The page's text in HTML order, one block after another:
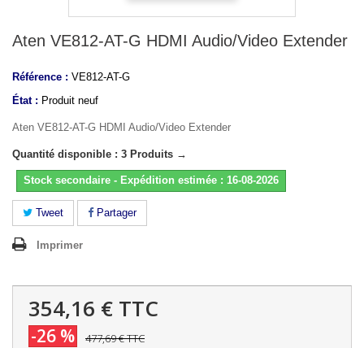
Aten VE812-AT-G HDMI Audio/Video Extender
Référence : VE812-AT-G
État : Produit neuf
Aten VE812-AT-G HDMI Audio/Video Extender
Quantité disponible : 3 Produits →
Stock secondaire - Expédition estimée : 16-08-2026
Tweet Partager
Imprimer
354,16 € TTC
-26 % 477,69 €TTC